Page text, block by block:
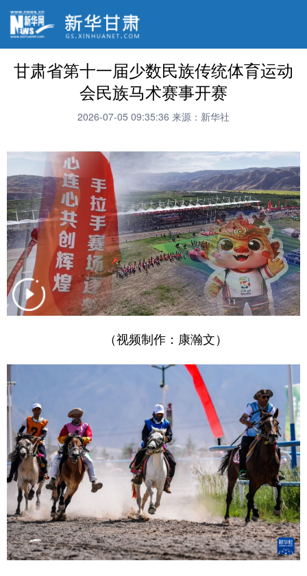
甘肃省第十一届少数民族传统体育运动
会民族马术赛事开赛
2026-07-05 09:35:36 来源：新华社
（视频制作：康瀚文）